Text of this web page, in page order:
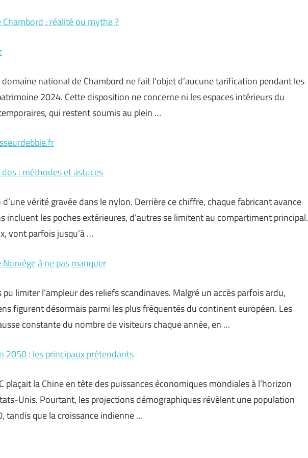
: réalité ou mythe ?
domaine national de Chambord ne fait l’objet d’aucune tarification pendant les
2024. Cette disposition ne concerne ni les espaces intérieurs du
qui restent soumis au plein …
dos : méthodes et astuces
vérité gravée dans le nylon. Derrière ce chiffre, chaque fabricant avance
incluent les poches extérieures, d’autres se limitent au compartiment principal.
vont parfois jusqu’à …
à ne pas manquer
limiter l’ampleur des reliefs scandinaves. Malgré un accès parfois ardu,
figurent désormais parmi les plus fréquentés du continent européen. Les
constante du nombre de visiteurs chaque année, en …
2050 : les principaux prétendants
plaçait la Chine en tête des puissances économiques mondiales à l’horizon
Unis. Pourtant, les projections démographiques révèlent une population
tandis que la croissance indienne …